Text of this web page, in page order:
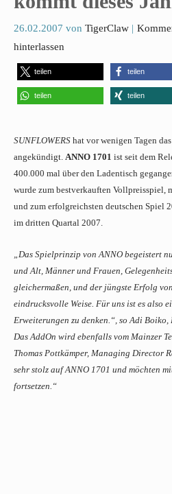
26.02.2007 von TigerClaw
hinterlassen
teilen teilen
teilen teilen
SUNFLOWERS hat vor wenigen Tagen
angekündigt. ANNO 1701 ist seit dem
400.000 mal über den Ladentisch
wurde zum bestverkauften Vollpreisspiel,
und zum erfolgreichsten deutschen Spiel
im dritten Quartal 2007.
„Das Spielprinzip von ANNO begeistert
und Alt, Männer und Frauen,
gleichermaßen, und der jüngste Erfolg
eindrucksvolle Weise. Für uns ist es also
Erweiterungen zu denken.“, so Adi Boiko,
Das AddOn wird ebenfalls vom Mainzer
Thomas Pottkämper, Managing Director
sehr stolz auf ANNO 1701 und möchten
fortsetzen.“